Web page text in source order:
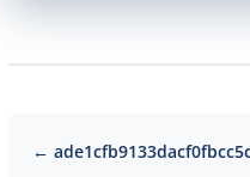
←